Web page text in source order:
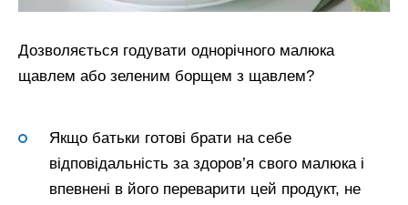
Дозволяється годувати однорічного малюка
щавлем або зеленим борщем з щавлем?
Якщо батьки готові брати на себе
відповідальність за здоров’я свого малюка і
впевнені в його переварити цей продукт, не